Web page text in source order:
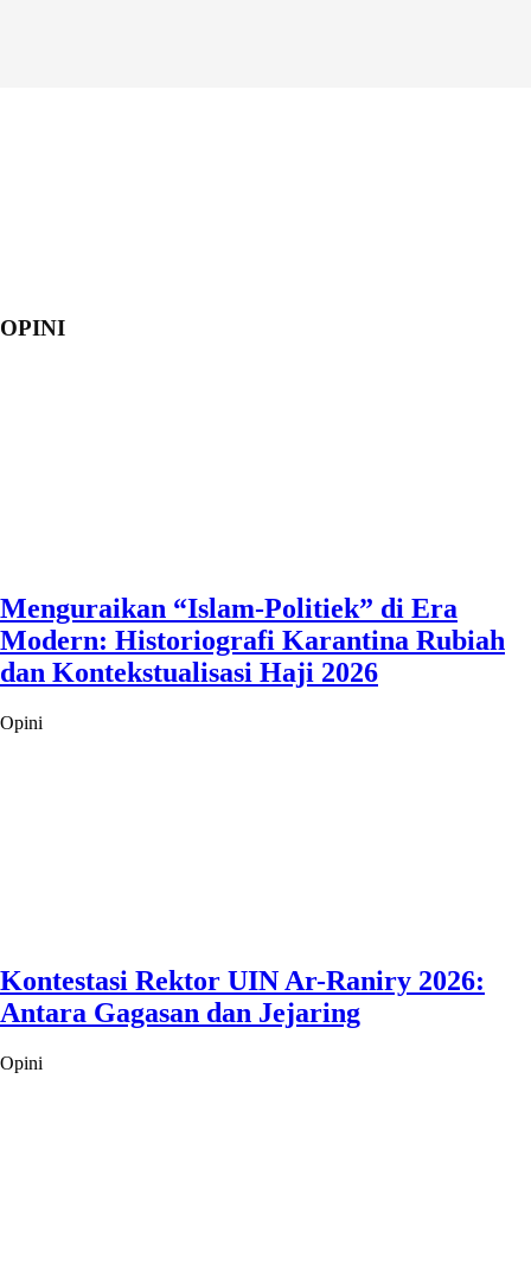
OPINI
Menguraikan “Islam-Politiek” di Era
Modern: Historiografi Karantina Rubiah
dan Kontekstualisasi Haji 2026
Opini
Kontestasi Rektor UIN Ar-Raniry 2026:
Antara Gagasan dan Jejaring
Opini